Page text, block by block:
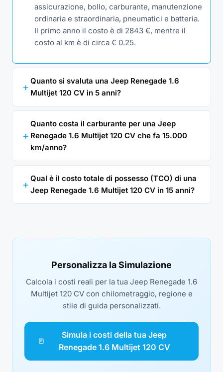
assicurazione, bollo, carburante, manutenzione
ordinaria e straordinaria, pneumatici e batteria.
Il primo anno il costo è di 2843 €, mentre il
costo al km è di circa € 0.25.
Quanto si svaluta una Jeep Renegade 1.6
Multijet 120 CV in 5 anni?
Quanto costa il carburante per una Jeep
Renegade 1.6 Multijet 120 CV che fa 15.000
km/anno?
Qual è il costo totale di possesso (TCO) di una
Jeep Renegade 1.6 Multijet 120 CV in 15 anni?
Personalizza la Simulazione
Calcola i costi reali per la tua Jeep Renegade 1.6
Multijet 120 CV con chilometraggio, regione e
stile di guida personalizzati.
Simula i costi della tua Jeep
Renegade 1.6 Multijet 120 CV